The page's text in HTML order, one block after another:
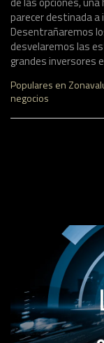
parecer destinada a
Desentrañaremos
desvelaremos las
grandes inversores
Populares en
negocios